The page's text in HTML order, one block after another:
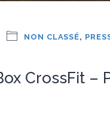
NON CLASSÉ,
CrossFit –